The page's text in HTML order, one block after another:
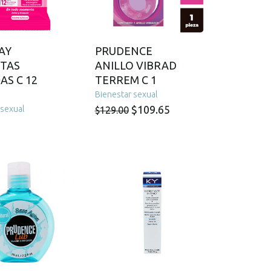
C 12
PRUDENCE
ANILLO VIBRAD
TERREM C 1
Bienestar sexual
$129.00 El
$129.00.
$109.65El